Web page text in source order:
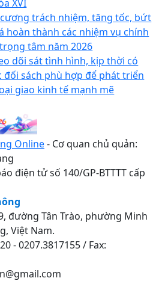
XVI
cương trách nhiệm, tăng tốc, bứt
hoàn thành các nhiệm vụ chính
tâm năm 2026
dõi sát tình hình, kịp thời có
đối sách phù hợp để phát triển
giao kinh tế mạnh mẽ
Online- Cơ quan chủ quản:
điện tử số 140/GP-BTTTT cấp
đường Tân Trào, phường Minh
Việt Nam.
- 0207.3817155 / Fax: